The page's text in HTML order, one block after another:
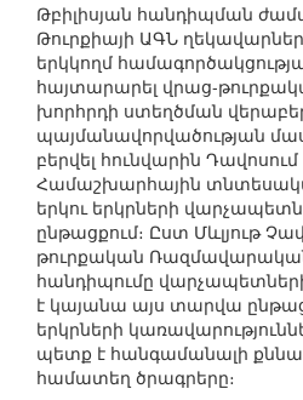
Թբիլիսյան հանդիպման
Թուրքիայի ԱԳՆ
երկկողմ
հայտարարել վրաց-
խորհրդի ստեղծման
պայմանավորվածության
բերվել հունվարին
Համաշխարհային
երկու երկրների
ընթացքում։ Ըստ Մևլյութ
թուրքական
հանդիպումը
է կայանա այս տարվա
երկրների
պետք է հանգամանալի
համատեղ ծրագրերը։